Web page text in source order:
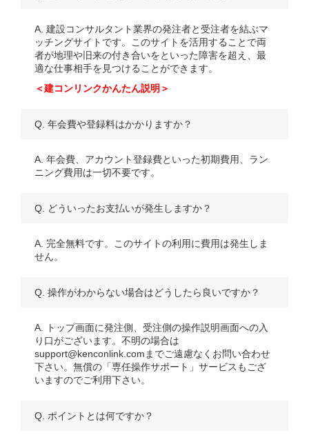
A. 建設コンサルタント業界の発注者と受注者を結ぶマ
ッチングサイトです。このサイトを活用することで両
者が地理や旧来の付き合いをといった障害を超え、最
適な仕事相手を見つけることができます。
＜建コンリンクかんたん説明＞
Q. 年会費や登録料はかかりますか？
A. 年会費、アカウント登録費といった初期費用、ラン
ニング費用は一切不要です。
Q. どういったお支払いが発生しますか？
A. 完全無料です。このサイトの利用に費用は発生しま
せん。
Q. 操作がわからない場合はどうしたら良いですか？
A. トップ画面に発注側、受注側の操作説明画面への入
り口がございます。不明の場合は
support@kenconlink.comまでご遠慮なくお問い合わせ
下さい。無償の「専任操作サポート」サービスもござ
いますのでご利用下さい。
Q. ポイントとは何ですか？